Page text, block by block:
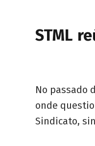
STML
No passado
onde
Sindicato,